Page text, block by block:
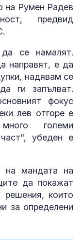
на Румен Радев
предвид
се намалят.
направят, е да
надявам се
ги запълват.
фокус
лев отгоре е
големи
убеден е
на мандата на
да покажат
решения, които
за определени